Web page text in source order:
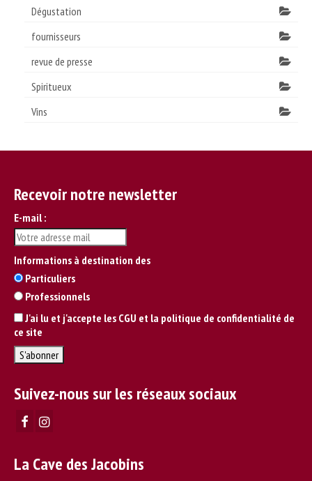
Dégustation
fournisseurs
revue de presse
Spiritueux
Vins
Recevoir notre newsletter
E-mail :
Informations à destination des
Particuliers
Professionnels
J'ai lu et j'accepte les CGU et la politique de confidentialité de
ce site
Suivez-nous sur les réseaux sociaux
La Cave des Jacobins